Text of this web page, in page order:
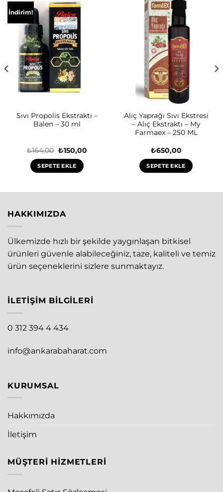
İndirim!
Sıvı Propolis Ekstraktı –
Balen – 30 ml
₺164,00 Orijinal
fiyat:
₺164,00.
₺150,00Şu
SEPETE EKLE
Alıç Yaprağı Sıvı Ekstresi
– Alıç Ekstraktı – My
Farmaex – 250 ML
₺650,00
SEPETE EKLE
HAKKIMIZDA
Ülkemizde hızlı bir şekilde yaygınlaşan bitkisel
ürünleri güvenle alabileceğiniz, taze, kaliteli ve temiz
ürün seçeneklerini sizlere sunmaktayız.
İLETIŞIM BILGILERI
0 312 394 4 434
info@ankarabaharat.com
KURUMSAL
Hakkımızda
İletişim
MÜŞTERI HIZMETLERI